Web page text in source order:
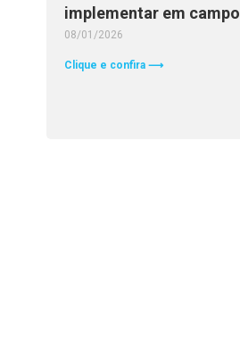
implementar em campo
08/01/2026
Clique e confira ⟶